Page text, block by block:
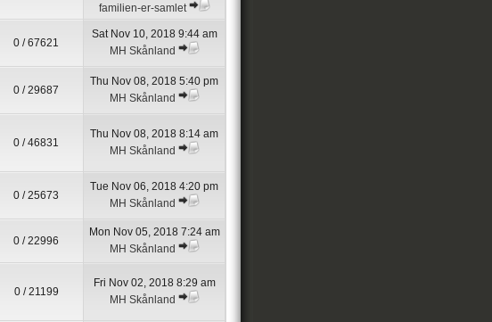
familien-er-samlet
0 / 67621
Sat Nov 10, 2018 9:44 am
MH Skånland
0 / 29687
Thu Nov 08, 2018 5:40 pm
MH Skånland
0 / 46831
Thu Nov 08, 2018 8:14 am
MH Skånland
0 / 25673
Tue Nov 06, 2018 4:20 pm
MH Skånland
0 / 22996
Mon Nov 05, 2018 7:24 am
MH Skånland
0 / 21199
Fri Nov 02, 2018 8:29 am
MH Skånland